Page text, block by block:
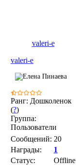
valeri-e
valeri-e
Ранг: Дошколенок
(?)
Группа:
Пользователи
Сообщений: 20
Награды:
1
Статус:
Offline